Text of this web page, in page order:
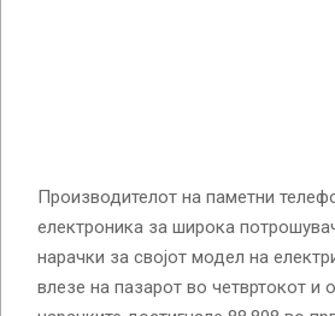
Производителот на паметни
електроника за широка
нарачки за својот модел на
влезе на пазарот во четвртокот и